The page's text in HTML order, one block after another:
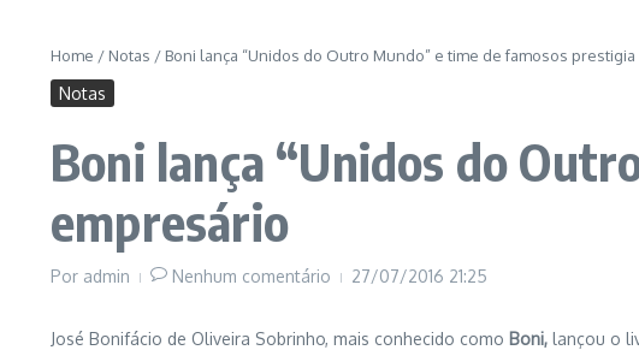
Home / Notas / Boni lança “Unidos do Outro Mundo” e time de famosos
Notas
Boni lança “Unidos do
empresário
Por admin Nenhum comentário 27/07/2016 21:25
José Bonifácio de Oliveira Sobrinho, mais conhecido como Boni, lançou o